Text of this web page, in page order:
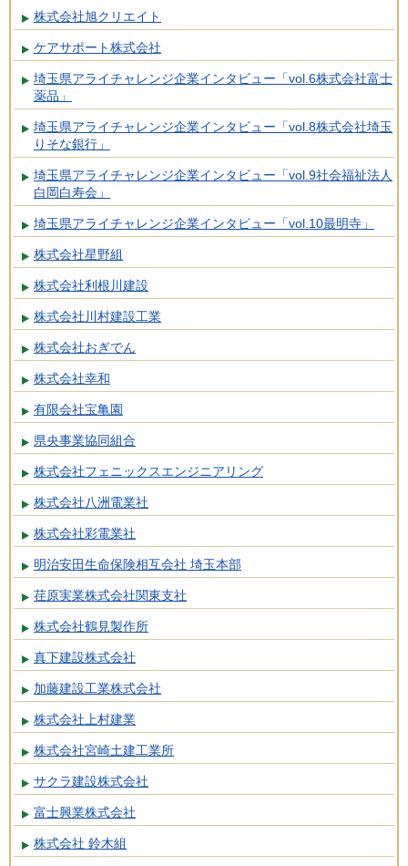
株式会社旭クリエイト
ケアサポート株式会社
埼玉県アライチャレンジ企業インタビュー「vol.6株式会社富士
薬品」
埼玉県アライチャレンジ企業インタビュー「vol.8株式会社埼玉
りそな銀行」
埼玉県アライチャレンジ企業インタビュー「vol.9社会福祉法人
白岡白寿会」
埼玉県アライチャレンジ企業インタビュー「vol.10最明寺」
株式会社星野組
株式会社利根川建設
株式会社川村建設工業
株式会社おぎでん
株式会社幸和
有限会社宝亀園
県央事業協同組合
株式会社フェニックスエンジニアリング
株式会社八洲電業社
株式会社彩電業社
明治安田生命保険相互会社 埼玉本部
荏原実業株式会社関東支社
株式会社鶴見製作所
真下建設株式会社
加藤建設工業株式会社
株式会社上村建業
株式会社宮崎土建工業所
サクラ建設株式会社
富士興業株式会社
株式会社 鈴木組